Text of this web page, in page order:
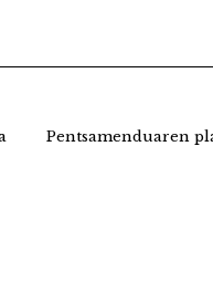
Pentsamenduaren